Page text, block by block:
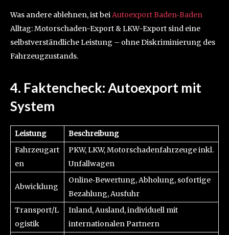
Was andere ablehnen, ist beiAutoexport Baden‑Baden
Alltag: Motorschaden-Export & LKW-Export sind eine
selbstverständliche Leistung – ohne Diskriminierung des
Fahrzeugzustands.
4. Faktencheck: Autoexport mit
System
Leistung
Beschreibung
Fahrzeugart
en
PKW, LKW, Motorschadenfahrzeuge inkl.
Unfallwagen
Abwicklung
Online‑Bewertung, Abholung, sofortige
Bezahlung, Ausfuhr
Transport/L
ogistik
Inland, Ausland, individuell mit
internationalen Partnern